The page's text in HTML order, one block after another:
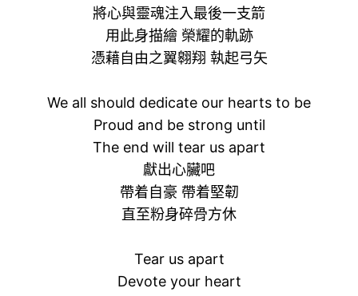
將心與靈魂注入最後一支箭
用此身描繪 榮耀的軌跡
憑藉自由之翼翱翔 執起弓矢
We all should dedicate our hearts to be
Proud and be strong until
The end will tear us apart
獻出心臟吧
帶着自豪 帶着堅韌
直至粉身碎骨方休
Tear us apart
Devote your heart